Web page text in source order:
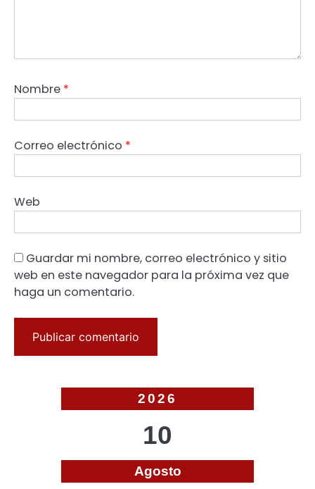
Nombre *
Correo electrónico *
Web
Guardar mi nombre, correo electrónico y sitio
web en este navegador para la próxima vez que
haga un comentario.
2026
10
Agosto